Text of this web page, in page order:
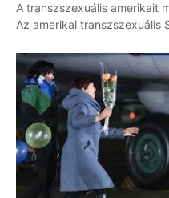
A transzszexuális amerikait
Az amerikai transzszexuális